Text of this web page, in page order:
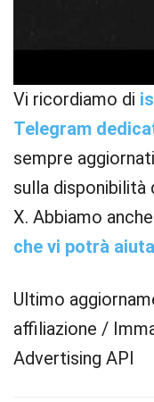
Vi ricordiamo di
Telegram
sempre
sulla disponibilità
X. Abbiamo
che vi potrà
Ultimo
affiliazione /
Advertising API